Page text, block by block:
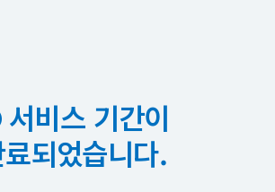
서비스 기간이
되었습니다.